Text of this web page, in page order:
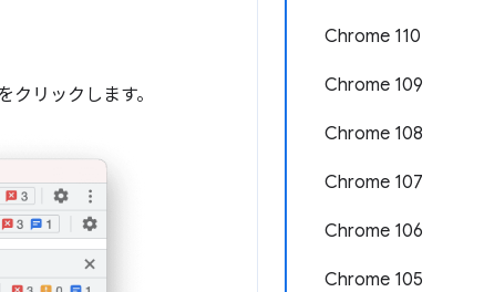
Chrome 110
Chrome 109
Chrome 108
Chrome 107
Chrome 106
Chrome 105
クリックします。